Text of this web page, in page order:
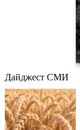
Дайджест СМИ